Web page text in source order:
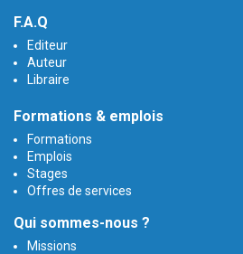
F.A.Q
Editeur
Auteur
Libraire
Formations & emplois
Formations
Emplois
Stages
Offres de services
Qui sommes-nous ?
Missions